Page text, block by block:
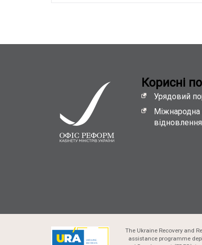
Кориснi
Урядовий
Міжнародна
The Ukraine Recovery and
assistance programme